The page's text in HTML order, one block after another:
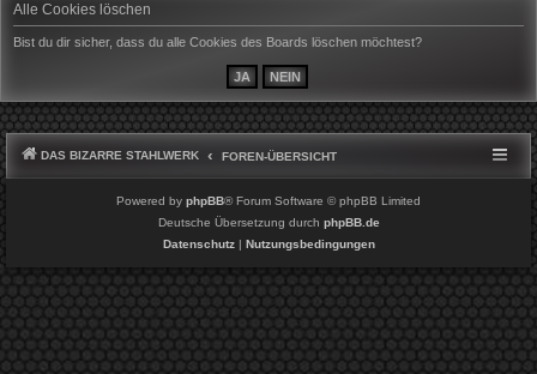
Alle Cookies löschen
Bist du dir sicher, dass du alle Cookies des Boards löschen möchtest?
DAS BIZARRE STAHLWERK FOREN-ÜBERSICHT
Powered by phpBB® Forum Software © phpBB Limited
Deutsche Übersetzung durch phpBB.de
Datenschutz| Nutzungsbedingungen